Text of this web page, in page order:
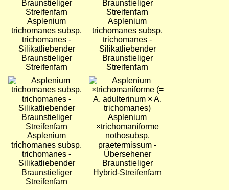
Asplenium
trichomanes subsp.
trichomanes -
Silikatliebender
Braunstieliger
Streifenfarn
Asplenium
trichomanes subsp.
trichomanes -
Silikatliebender
Braunstieliger
Streifenfarn
Bild
Asplenium
trichomanes subsp.
trichomanes -
Silikatliebender
Braunstieliger
Streifenfarn
Bild
Asplenium
×trichomaniforme
nothosubsp.
praetermissum -
Übersehener
Braunstieliger
Hybrid-Streifenfarn